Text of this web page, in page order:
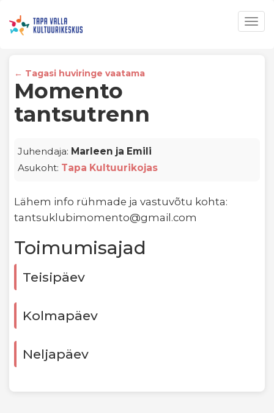
← Tagasi huviringe vaatama
Momento
tantsutrenn
Juhendaja: Marleen ja Emili
Asukoht: Tapa Kultuurikojas
Lähem info rühmade ja vastuvõtu kohta:
tantsuklubimomento@gmail.com
Toimumisajad
Teisipäev
Kolmapäev
Neljapäev